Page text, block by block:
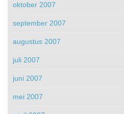
oktober 2007
september 2007
augustus 2007
juli 2007
juni 2007
mei 2007